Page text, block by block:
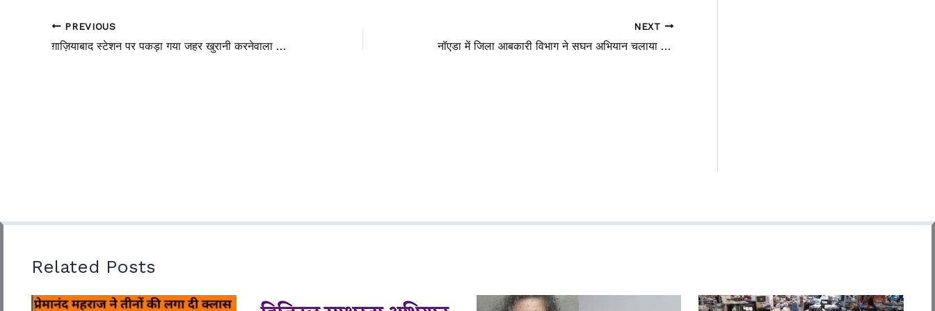
PREVIOUS
ग़ाज़ियाबाद स्टेशन पर पकड़ा गया जहर खुरानी करनेवाला युवक 25 हजार रूपये के साथ गिरफतार
NEXT
नॉएडा में जिला आबकारी विभाग ने सघन अभियान चलाया अबैध शराब,कालाबाजारी को रोकने के लिए जाच अभियान सघन
Related Posts